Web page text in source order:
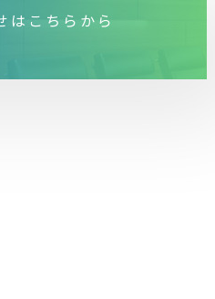
はこちらから